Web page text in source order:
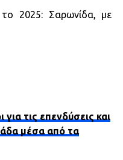
2025: Σαρωνίδα, με
τις επενδύσεις και
μέσα από τα